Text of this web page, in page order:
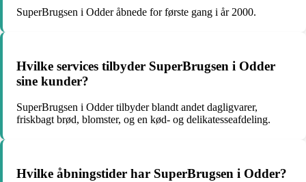
SuperBrugsen i Odder åbnede for første gang i år 2000.
Hvilke services tilbyder SuperBrugsen i Odder
sine kunder?
SuperBrugsen i Odder tilbyder blandt andet dagligvarer,
friskbagt brød, blomster, og en kød- og delikatesseafdeling.
Hvilke åbningstider har SuperBrugsen i Odder?